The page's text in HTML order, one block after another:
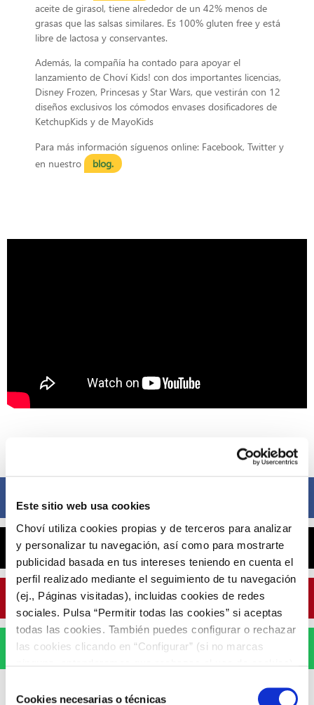
Este sitio web usa cookies
Choví utiliza cookies propias y de terceros para analizar
y personalizar tu navegación, así como para mostrarte
publicidad basada en tus intereses teniendo en cuenta el
perfil realizado mediante el seguimiento de tu navegación
(ej., Páginas visitadas), incluidas cookies de redes
sociales. Pulsa “Permitir todas las cookies” si aceptas
todas las cookies. También puedes configurar o rechazar
las cookies clicando en “Configurar” (si no marcas
COOKIES.
deCookies necesarias o técnicas
aceite de girasol, tiene alrededor de un 42% menos de
grasas que las salsas similares. Es 100% gluten free y está
libre de lactosa y conservantes.
Además, la compañía ha contado para apoyar el
lanzamiento de Choví Kids! con dos importantes licencias,
Disney Frozen, Princesas y Star Wars, que vestirán con 12
diseños exclusivos los cómodos envases dosificadores de
KetchupKids y de MayoKids
Para más información síguenos online: Facebook, Twitter y
en nuestro
blog.
X
Pinterest
WhatsApp